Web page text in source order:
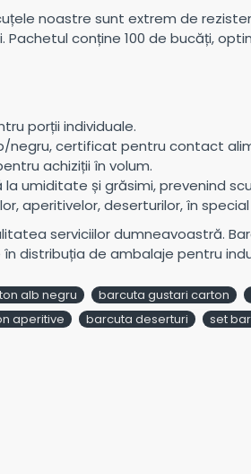
noastre sunt extrem de
Pachetul conține 100 de bucăți,
porții individuale.
negru, certificat pentru contact
achiziții în volum.
umiditate și grăsimi, prevenind
aperitivelor, deserturilor, în
serviciilor dumneavoastră.
distribuția de ambalaje pentru
alb negru barcuta gustari carton
aperitive barcuta deserturi set